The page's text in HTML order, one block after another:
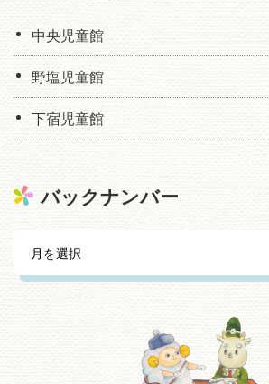
中央児童館
野塩児童館
下宿児童館
バックナンバー